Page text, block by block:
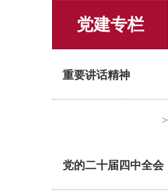
化妆品检测中心
党建专栏
重要讲话精神
>
党的二十届四中全会